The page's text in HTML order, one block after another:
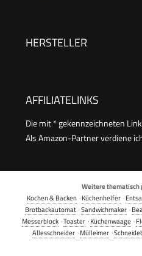
Warmhalten,
HERSTELLER
AFFILIATELINKS
Die mit * gekennzeichneten
Als Amazon-Partner verdiene
Weitere thematisch
Kochen & Backen ·Küchenhelfer ·
Brotbackautomat ·Sandwichmaker ·
Messerblock ·Toaster ·Küchenwaage ·
Allesschneider ·Mülleimer ·